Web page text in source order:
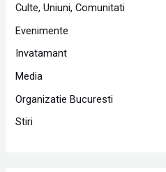
Culte, Uniuni, Comunitati
Evenimente
Invatamant
Media
Organizatie Bucuresti
Stiri